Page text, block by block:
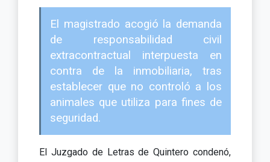
El magistrado acogió la demanda
de responsabilidad civil
extracontractual interpuesta en
contra de la inmobiliaria, tras
establecer que no controló a los
animales que utiliza para fines de
seguridad.
El Juzgado de Letras de Quintero condenó,